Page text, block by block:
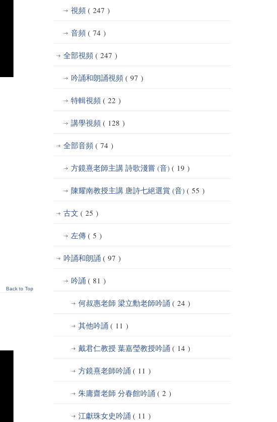
Back to Top
視頻 ( 247 )
音頻 ( 74 )
全部視頻 ( 247 )
吟誦和朗誦視頻 ( 97 )
特輯視頻 ( 22 )
講學視頻 ( 128 )
全部音頻 ( 74 )
方鏡熹老師主講 詩歌淺嘗 (音) ( 19 )
陳耀南教授主講 唐詩七絕選賞 (音) ( 55 )
古文 ( 25 )
左傳 ( 5 )
吟誦和朗誦 ( 97 )
吟誦 ( 81 )
何叔惠老師 梁立勳老師吟誦 ( 24 )
其他吟誦 ( 11 )
戴君仁教授 葉嘉瑩教授吟誦 ( 14 )
方鏡熹老師吟誦 ( 11 )
朱庸齋老師 分春館吟誦 ( 2 )
江獻珠女史吟誦 ( 11 )